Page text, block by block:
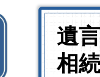
遺
相